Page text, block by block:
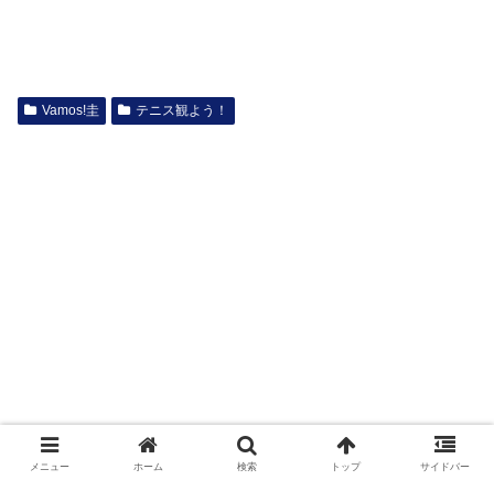
Vamos!圭 テニス観よう！
メニュー ホーム 検索 トップ サイドバー